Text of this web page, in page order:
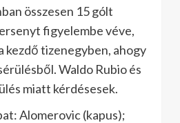
összesen 15 gólt
figyelembe véve,
kezdő tizenegyben, ahogy
Waldo Rubio és
miatt kérdésesek.
Alomerovic (kapus);